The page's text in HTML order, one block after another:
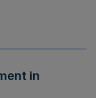
in